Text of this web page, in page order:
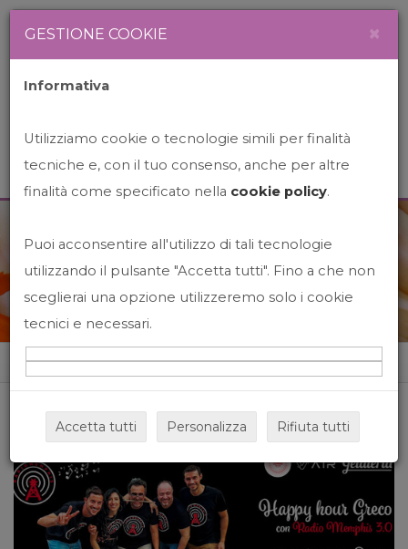
News&Events
Home News&events
GESTIONE COOKIE ×
Informativa
Utilizziamo cookie o tecnologie simili per finalità
tecniche e, con il tuo consenso, anche per altre
finalità come specificato nella cookie policy.
Puoi acconsentire all'utilizzo di tali tecnologie
utilizzando il pulsante "Accetta tutti". Fino a che non
sceglierai una opzione utilizzeremo solo i cookie
tecnici e necessari.
Accetta tutti Personalizza Rifiuta tutti